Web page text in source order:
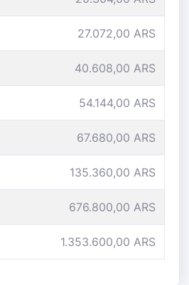
27.072,00 ARS
40.608,00 ARS
54.144,00 ARS
67.680,00 ARS
135.360,00 ARS
676.800,00 ARS
1.353.600,00 ARS